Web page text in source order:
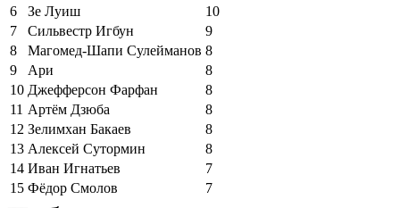
6
Зе Луиш
10
7
Сильвестр Игбун
9
8
Магомед-Шапи Сулейманов 8
9
Ари
8
10 Джефферсон Фарфан
8
11 Артём Дзюба
8
12 Зелимхан Бакаев
8
13 Алексей Сутормин
8
14 Иван Игнатьев
7
15 Фёдор Смолов 7